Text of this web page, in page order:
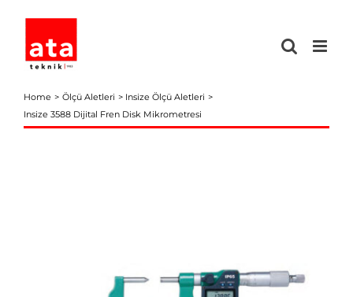
content
Home Ölçü Aletleri
Insize Ölçü Aletleri
Insize 3588 Dijital Fren Disk Mikrometresi